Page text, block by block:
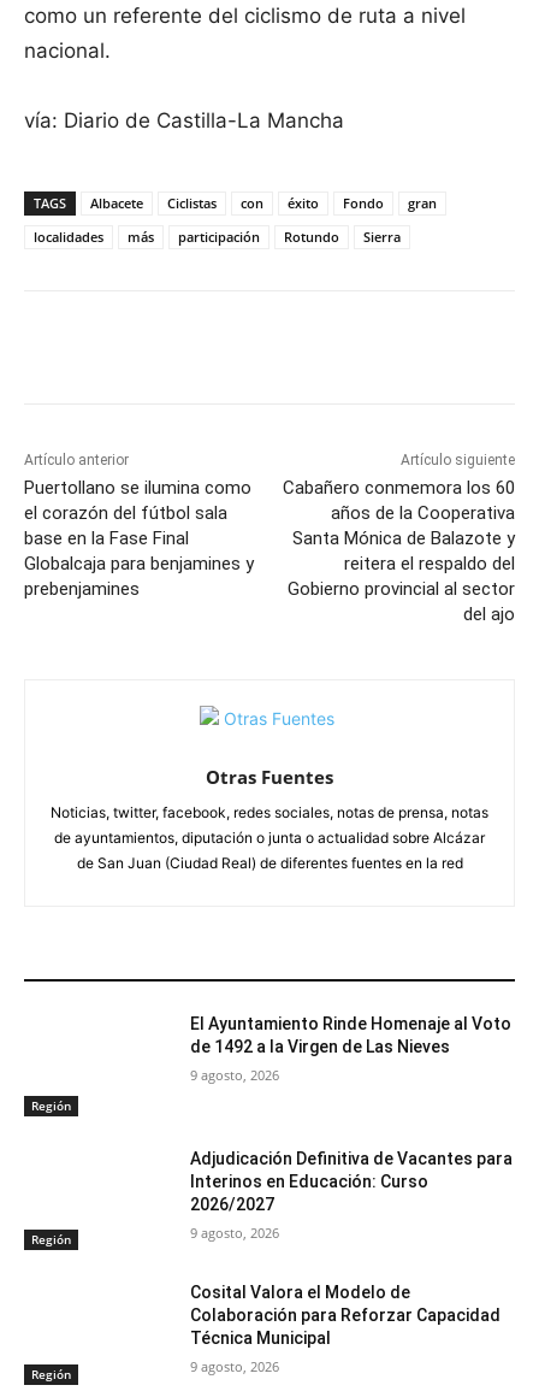
como un referente del ciclismo de ruta a nivel
nacional.
vía: Diario de Castilla-La Mancha
TAGS Albacete Ciclistas con éxito Fondo
gran
localidades
más participación Rotundo Sierra
Artículo anterior
Puertollano se ilumina como
el corazón del fútbol sala
base en la Fase Final
Globalcaja para benjamines y
prebenjamines
Artículo siguiente
Cabañero conmemora los 60
años de la Cooperativa
Santa Mónica de Balazote y
reitera el respaldo del
Gobierno provincial al sector
del ajo
Otras Fuentes
Noticias, twitter, facebook, redes sociales, notas de prensa, notas
de ayuntamientos, diputación o junta o actualidad sobre Alcázar
de San Juan (Ciudad Real) de diferentes fuentes en la red
Región
El Ayuntamiento Rinde Homenaje al Voto
de 1492 a la Virgen de Las Nieves
9 agosto, 2026
Región
Adjudicación Definitiva de Vacantes para
Interinos en Educación: Curso
2026/2027
9 agosto, 2026
Región
Cosital Valora el Modelo de
Colaboración para Reforzar Capacidad
Técnica Municipal
9 agosto, 2026